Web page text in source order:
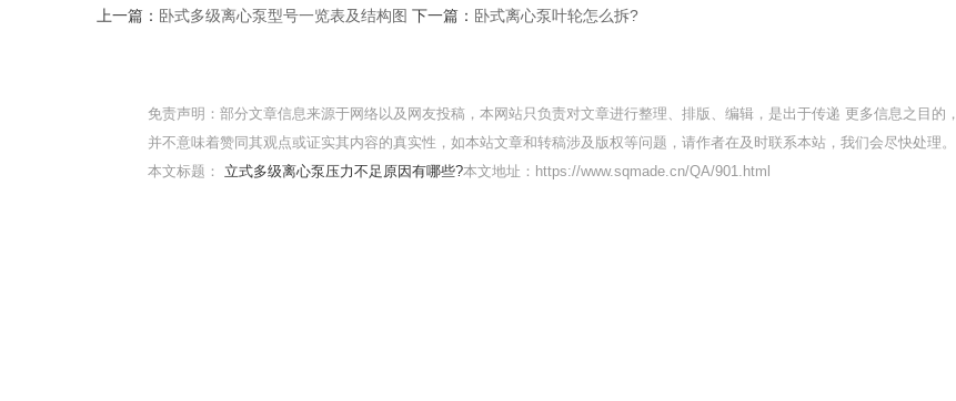
上一篇： 卧式多级离心泵型号一览表及结构图 下一篇： 卧式离心泵叶轮怎么拆?
免责声明：部分文章信息来源于网络以及网友投稿，本网站只负责对文章进行整理、排版、编辑，是出于传递 更多信息之目的，
并不意味着赞同其观点或证实其内容的真实性，如本站文章和转稿涉及版权等问题，请作者在及时联系本站，我们会尽快处理。
本文标题： 立式多级离心泵压力不足原因有哪些?本文地址：https://www.sqmade.cn/QA/901.html